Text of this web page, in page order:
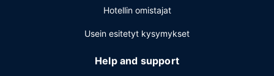
Hotellin omistajat
Usein esitetyt kysymykset
Help and support